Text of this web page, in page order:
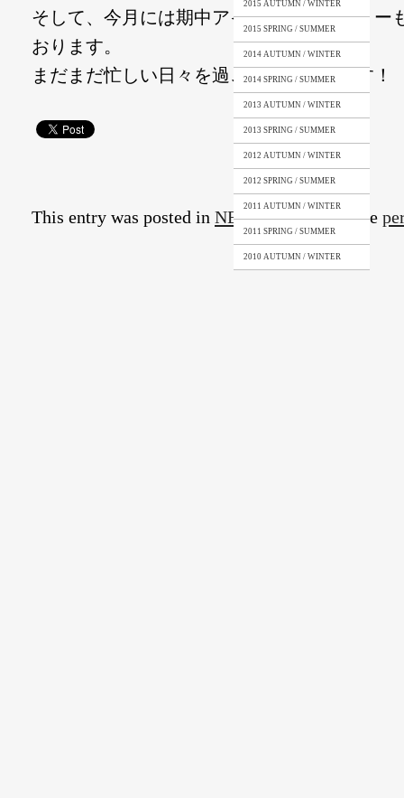
2015 AUTUMN / WINTER
2015 SPRING / SUMMER
2014 AUTUMN / WINTER
2014 SPRING / SUMMER
2013 AUTUMN / WINTER
2013 SPRING / SUMMER
2012 AUTUMN / WINTER
2012 SPRING / SUMMER
2011 AUTUMN / WINTER
2011 SPRING / SUMMER
2010 AUTUMN / WINTER
そして、今月には期中アイテムのデリバリー
おります。
まだまだ忙しい日々を過ごさせて頂きます！
This entry was posted in NEWS. Bookmark the